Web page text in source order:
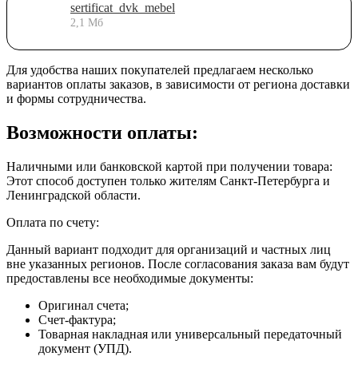
sertificat_dvk_mebel
2,1 Мб
Для удобства наших покупателей предлагаем несколько
вариантов оплаты заказов, в зависимости от региона доставки
и формы сотрудничества.
Возможности оплаты:
Наличными или банковской картой при получении товара:
Этот способ доступен только жителям Санкт-Петербурга и
Ленинградской области.
Оплата по счету:
Данный вариант подходит для организаций и частных лиц
вне указанных регионов. После согласования заказа вам будут
предоставлены все необходимые документы:
Оригинал счета;
Счет-фактура;
Товарная накладная или универсальный передаточный
документ (УПД).